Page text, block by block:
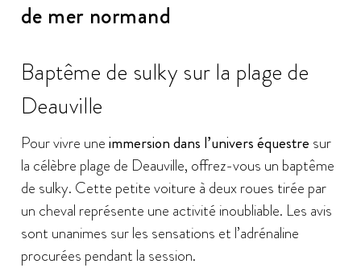
de mer normand
Baptême de sulky sur la plage de
Deauville
Pour vivre uneimmersion dans l’univers équestre sur
la célèbre plage de Deauville, offrez-vous un baptême
de sulky. Cette petite voiture à deux roues tirée par
un cheval représente une activité inoubliable. Les avis
sont unanimes sur les sensations et l’adrénaline
procurées pendant la session.